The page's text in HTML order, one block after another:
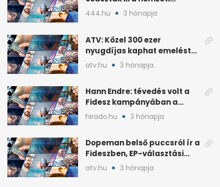
kultúrából
444.hu 3 hónapja
ATV: Közel 300 ezer
nyugdíjas kaphat emelést
idén a Tisza terve szerint
atv.hu 3 hónapja
Hann Endre: tévedés volt a
Fidesz kampányában a
háborús veszély
hirado.hu 3 hónapja
Dopeman belső puccsról ír a
Fideszben, EP-választási
árral
atv.hu 3 hónapja